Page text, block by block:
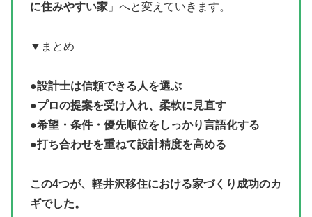
に住みやすい家 」へと変えていきます。
▼まとめ
●設計士は信頼できる人を選ぶ
●プロの提案を受け入れ、柔軟に見直す
●希望・条件・優先順位をしっかり言語化する
●打ち合わせを重ねて設計精度を高める
この4つが、軽井沢移住における家づくり成功のカ
ギでした。